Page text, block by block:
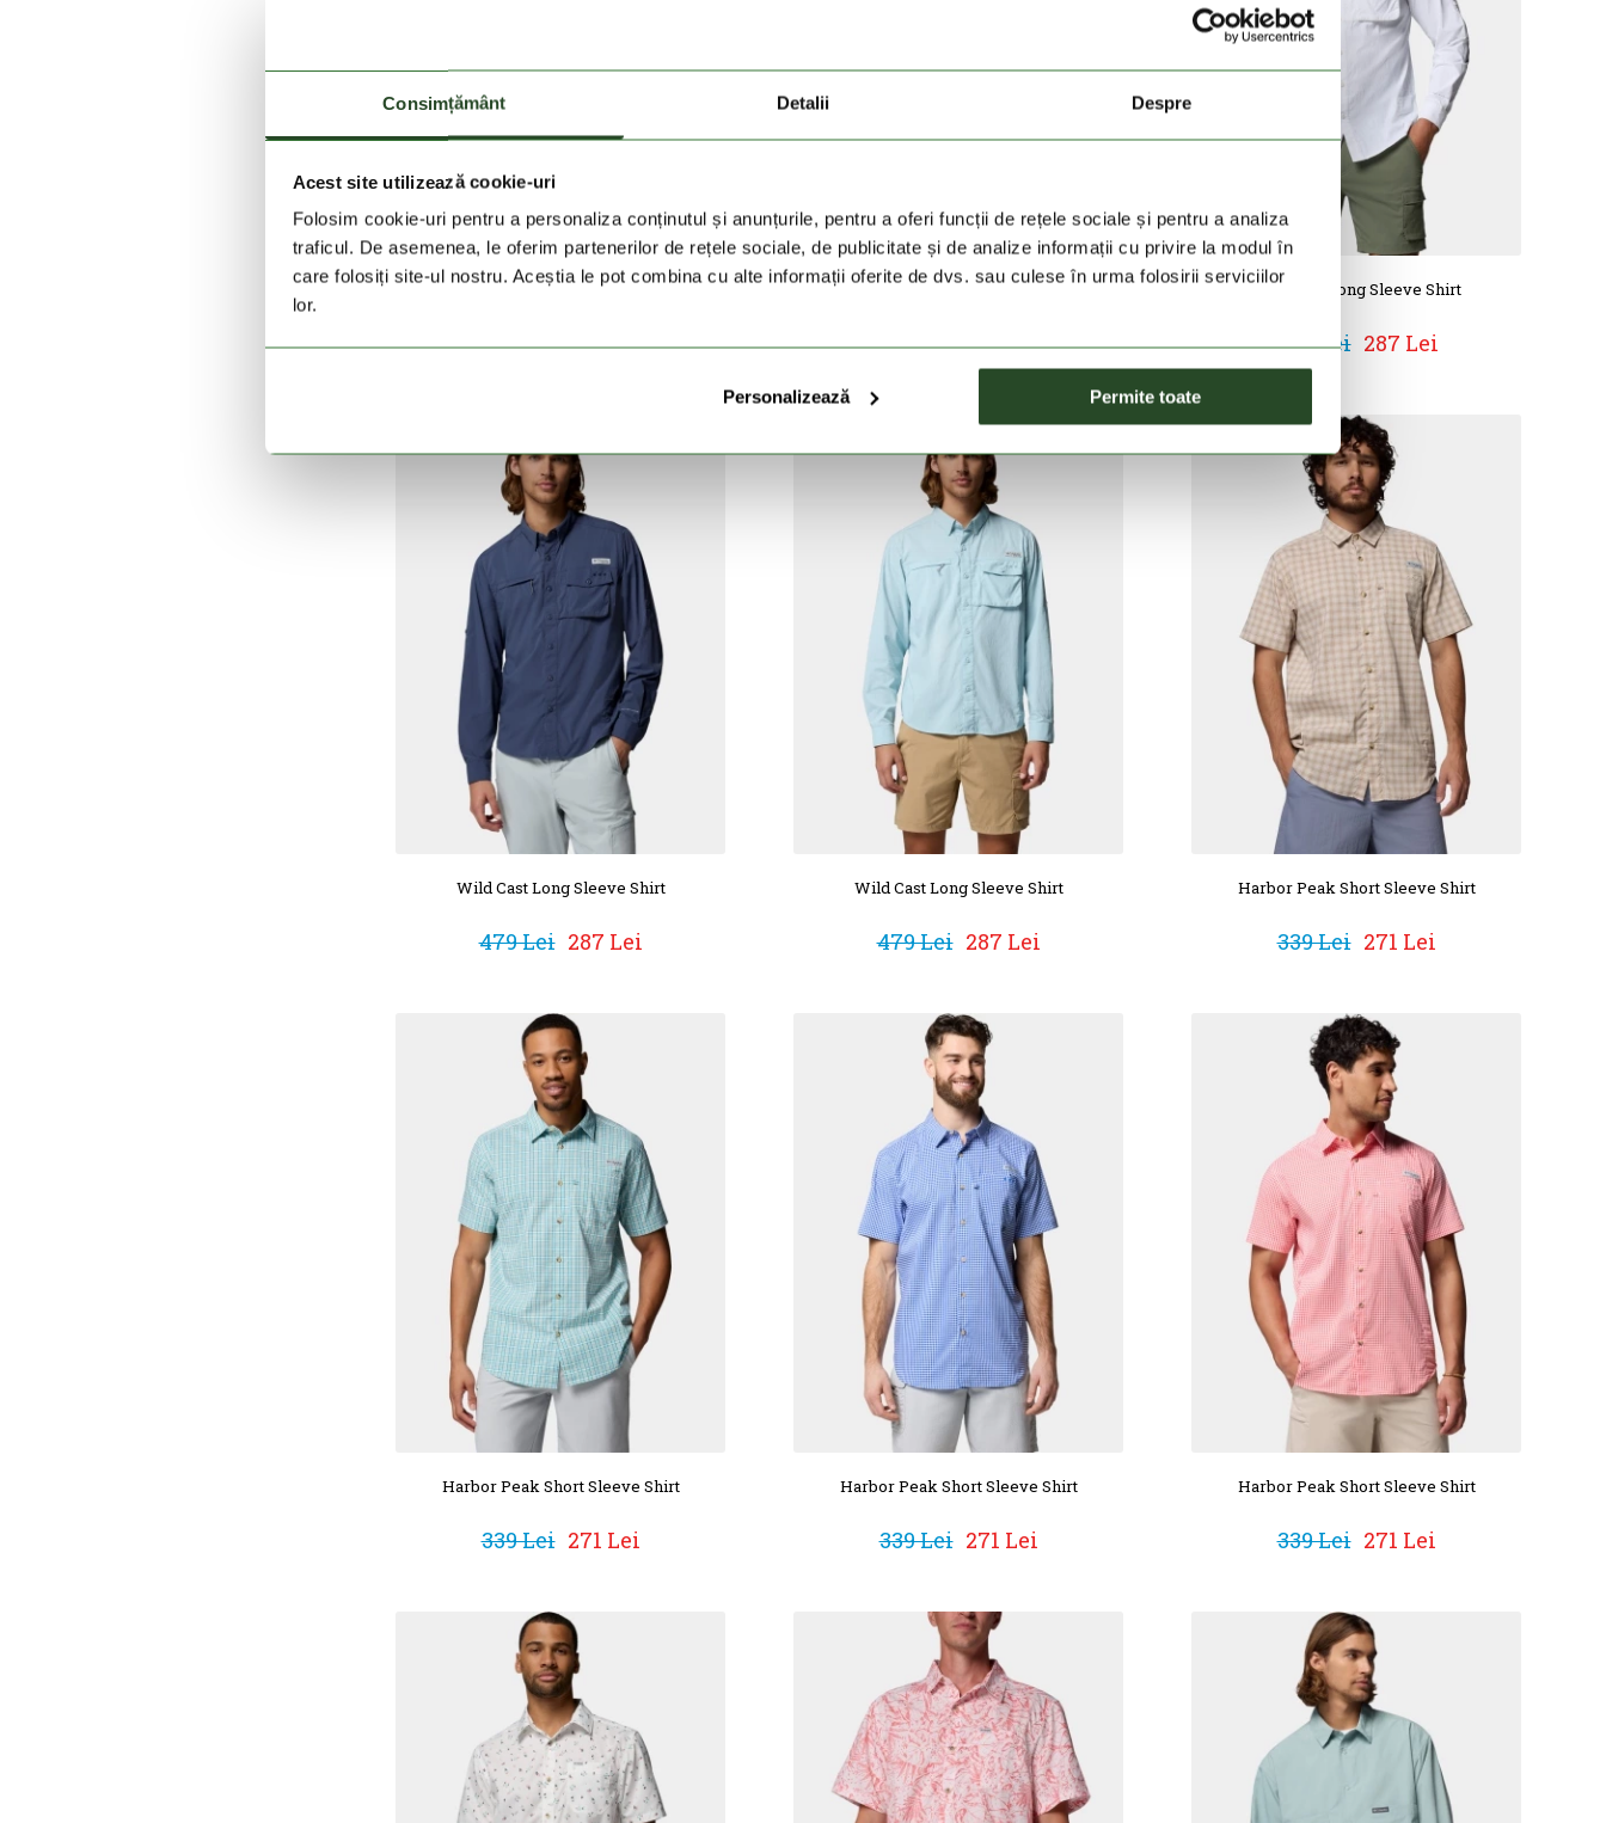
Consimțământ Detalii Despre
Acest site utilizează cookie-uri
Folosim cookie-uri pentru a personaliza conținutul și anunțurile, pentru a oferi funcții de rețele sociale și pentru a analiza
traficul. De asemenea, le oferim partenerilor de rețele sociale, de publicitate și de analize informații cu privire la modul în
care folosiți site-ul nostru. Aceștia le pot combina cu alte informații oferite de dvs. sau culese în urma folosirii serviciilor
lor.
Personalizează Permite toate
Tech Trail Utility Printed Woven Short
399 Lei 319 Lei
Rapid Rivers II Short Sleeve Shirt
299 Lei 239 Lei
Wild Cast Long Sleeve Shirt
479 Lei 287 Lei
Wild Cast Long Sleeve Shirt
479 Lei 287 Lei
Wild Cast Long Sleeve Shirt
479 Lei 287 Lei
Harbor Peak Short Sleeve Shirt
339 Lei 271 Lei
Harbor Peak Short Sleeve Shirt
339 Lei 271 Lei
Harbor Peak Short Sleeve Shirt
339 Lei 271 Lei
Harbor Peak Short Sleeve Shirt
339 Lei 271 Lei